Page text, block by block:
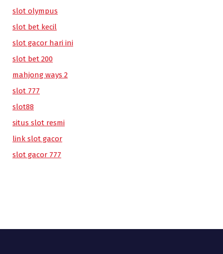
slot olympus
slot bet kecil
slot gacor hari ini
slot bet 200
mahjong ways 2
slot 777
slot88
situs slot resmi
link slot gacor
slot gacor 777